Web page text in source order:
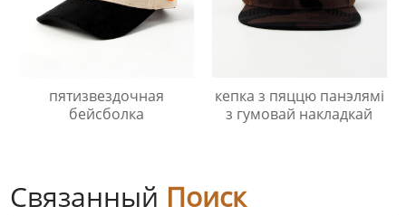
пятизвездочная
бейсболка
кепка з пяццю панэлямі
з гумовай накладкай
Связанный Поиск